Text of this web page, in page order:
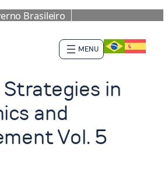
Brasileiro
to
content
in
and
Vol. 5